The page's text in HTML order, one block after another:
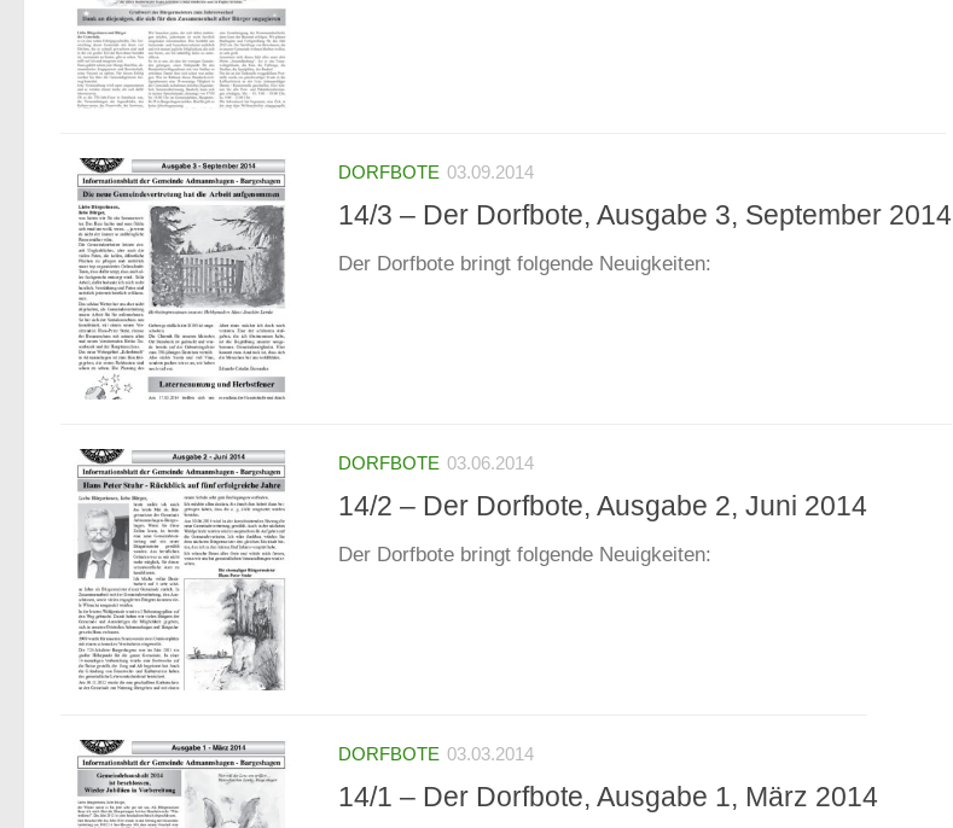
DORFBOTE 03.09.2014
14/3 – Der Dorfbote, Ausgabe 3, September 2014
Der Dorfbote bringt folgende Neuigkeiten:
DORFBOTE 03.06.2014
14/2 – Der Dorfbote, Ausgabe 2, Juni 2014
Der Dorfbote bringt folgende Neuigkeiten:
DORFBOTE 03.03.2014
14/1 – Der Dorfbote, Ausgabe 1, März 2014